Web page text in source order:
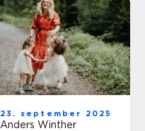
23. september 2025
Anders Winther